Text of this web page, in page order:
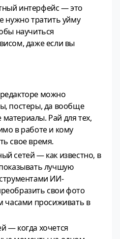
интерфейс — это
нужно тратить уйму
научиться
даже если вы
можно
постеры, да вообще
Рай для тех,
в работе и кому
свое время.
сетей — как известно, в
лучшую
ИИ-
свои фото
часами просиживать в
— когда хочется